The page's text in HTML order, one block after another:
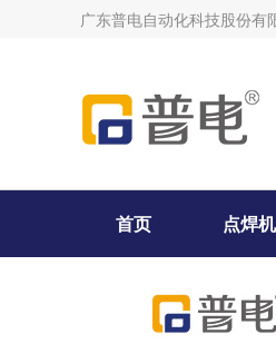
广东普电自动化科技股份有
首页 点焊